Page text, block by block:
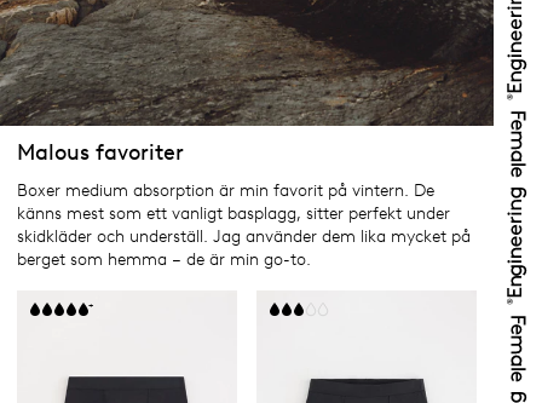
Malous favoriter
Boxer medium absorption är min favorit på vintern. De
känns mest som ett vanligt basplagg, sitter perfekt under
skidkläder och underställ. Jag använder dem lika mycket på
berget som hemma – de är min go-to.
+